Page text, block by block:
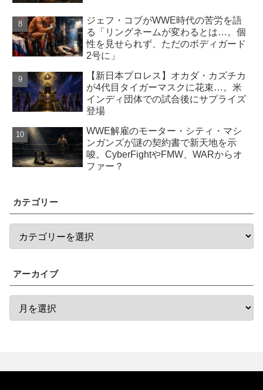
ジェフ・コブがWWE時代の苦労を語
る「リングネームが変わるとは…。個
性を見せられず、ただのボディガード
2号に」
【新日本プロレス】オカダ・カズチカ
が4代目タイガーマスクに花束…。米
インディ団体での試合後にサプライズ
登場
WWE解雇のモーター・シティ・マシ
ンガンズが謎の契約書で新天地を示
唆。CyberFightやFMW、WARからオ
ファー？
カテゴリー
アーカイブ